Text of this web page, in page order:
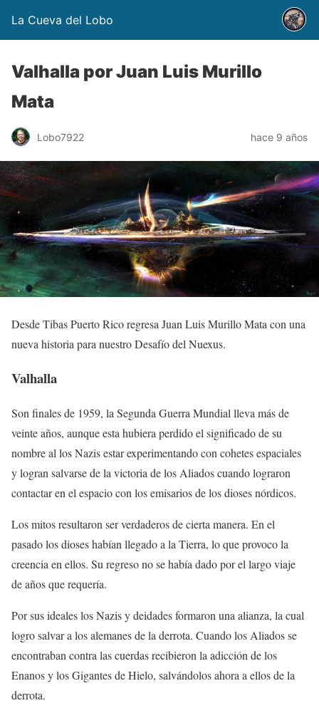
La Cueva del Lobo
Valhalla por Juan Luis Murillo
Mata
Lobo7922 hace 9 años
Desde Tibas Puerto Rico regresa Juan Luis Murillo Mata con una
nueva historia para nuestro Desafío del Nuexus.
Valhalla
Son finales de 1959, la Segunda Guerra Mundial lleva más de
veinte años, aunque esta hubiera perdido el significado de su
nombre al los Nazis estar experimentando con cohetes espaciales
y logran salvarse de la victoria de los Aliados cuando lograron
contactar en el espacio con los emisarios de los dioses nórdicos.
Los mitos resultaron ser verdaderos de cierta manera. En el
pasado los dioses habían llegado a la Tierra, lo que provoco la
creencia en ellos. Su regreso no se había dado por el largo viaje
de años que requería.
Por sus ideales los Nazis y deidades formaron una alianza, la cual
logro salvar a los alemanes de la derrota. Cuando los Aliados se
encontraban contra las cuerdas recibieron la adicción de los
Enanos y los Gigantes de Hielo, salvándolos ahora a ellos de la
derrota.